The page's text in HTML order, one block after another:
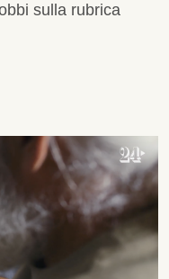
sulla rubrica